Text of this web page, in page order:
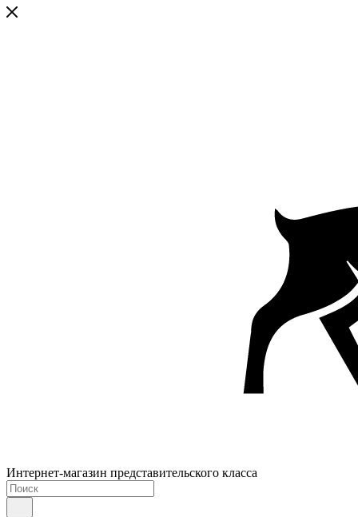
Интернет-магазин представительского класса